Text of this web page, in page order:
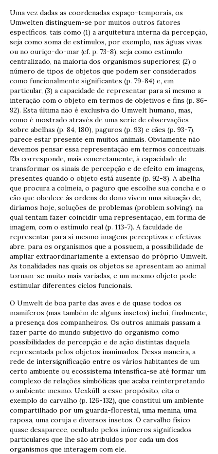
Uma vez dadas as coordenadas espaço-temporais, os
Umwelten distinguem-se por muitos outros fatores
específicos, tais como (1) a arquitetura interna da percepção,
seja como soma de estímulos, por exemplo, nas águas vivas
ou no ouriço-do-mar (cf. p. 73-8), seja como estímulo
centralizado, na maioria dos organismos superiores; (2) o
número de tipos de objetos que podem ser considerados
como funcionalmente significantes (p. 79-84) e, em
particular, (3) a capacidade de representar para si mesmo a
interação com o objeto em termos de objetivos e fins (p. 86-
92). Esta última não é exclusiva do Umwelt humano, mas,
como é mostrado através de uma serie de observações
sobre abelhas (p. 84, 180), paguros (p. 93) e cães (p. 93-7),
parece estar presente em muitos animais. Obviamente não
devemos pensar essa representação em termos conceituais.
Ela corresponde, mais concretamente, à capacidade de
transformar os sinais de percepção e de efeito em imagens,
presentes quando o objeto está ausente (p. 92-8). A abelha
que procura a colmeia, o paguro que escolhe sua concha e o
cão que obedece às ordens do dono vivem uma situação de,
diríamos hoje, soluções de problemas (problem solving), na
qual tentam fazer coincidir uma representação, em forma de
imagem, com o estímulo real (p. 113-7). A faculdade de
representar para si mesmo imagens perceptivas e efetivas
abre, para os organismos que a possuem, a possibilidade de
ampliar extraordinariamente a extensão do próprio Umwelt.
As tonalidades nas quais os objetos se apresentam ao animal
tornam-se muito mais variadas, e um mesmo objeto pode
estimular diferentes ciclos funcionais.
O Umwelt de boa parte das aves e de quase todos os
mamíferos (mas também de alguns insetos) inclui, finalmente,
a presença dos companheiros. Os outros animais passam a
fazer parte do mundo subjetivo do organismo como
possibilidades de percepção e de ação distintas daquela
representada pelos objetos inanimados. Dessa maneira, a
rede de intersignificação entre os vários habitantes de um
certo ambiente ou ecossistema intensifica-se até formar um
complexo de relações simbólicas que acaba reinterpretando
o ambiente mesmo. Uexküll, a esse propósito, cita o
exemplo do carvalho (p. 126-132), que constitui um ambiente
compartilhado por um guarda-florestal, uma menina, uma
raposa, uma coruja e diversos insetos. O carvalho físico
quase desaparece, ocultado pelos inúmeros significados
particulares que lhe são atribuídos por cada um dos
organismos que interagem com ele.